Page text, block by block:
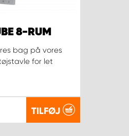
8-RUM
bag på vores
for let
TILFØJ